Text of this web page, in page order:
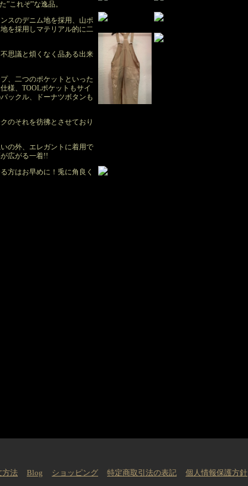
”これぞ”な逸品。
スのデニム地を採用、山ポ
を採用しマテリアル的に二
思議と煩くなく品ある出来
、二つのポケットといった
様、TOOLポケットもサイ
ックル、ドーナツボタンも
のそれを彷彿とさせており
の外、エレガントに着用で
広がる一着!!
方はお早めに！兎に角良く
方法 Blog ショッピング 特定商取引法の表記 個人情報保護方針